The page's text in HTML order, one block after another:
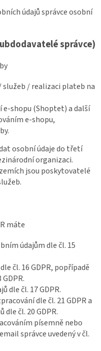
údajů správce osobní
správce)
služeb / realizaci plateb na
shopu (Shoptet) a další
e-shopu,
osobní údaje do třetí
organizaci.
jsou poskytovatelé
máte
údajům dle čl. 15
čl. 16 GDPR, popřípadě
dle čl. 17 GDPR.
dle čl. 21 GDPR a
čl. 20 GDPR.
písemně nebo
správce uvedený v čl.